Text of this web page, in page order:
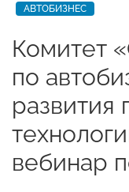
АВТОБИЗНЕС
Комитет
по
развития
вебинар